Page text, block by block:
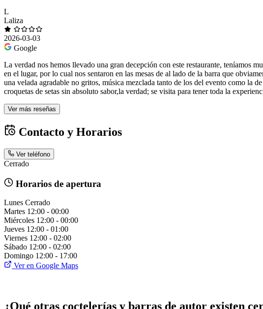
L
Laliza
2026-03-03
Google
La verdad nos hemos llevado una gran decepción con este restaurante, teníamos
en el lugar, por lo cual nos sentaron en las mesas de al lado de la barra que
una velada agradable no gritos, música mezclada tanto de los del evento como la
croquetas de setas sin absoluto sabor,la verdad; se visita para tener toda la
Ver más reseñas
Contacto y Horarios
Ver teléfono
Cerrado
Horarios de apertura
Lunes Cerrado
Martes 12:00 - 00:00
Miércoles 12:00 - 00:00
Jueves 12:00 - 01:00
Viernes 12:00 - 02:00
Sábado 12:00 - 02:00
Domingo 12:00 - 17:00
Ver en Google Maps
¿Qué otras coctelerías y barras de autor existen